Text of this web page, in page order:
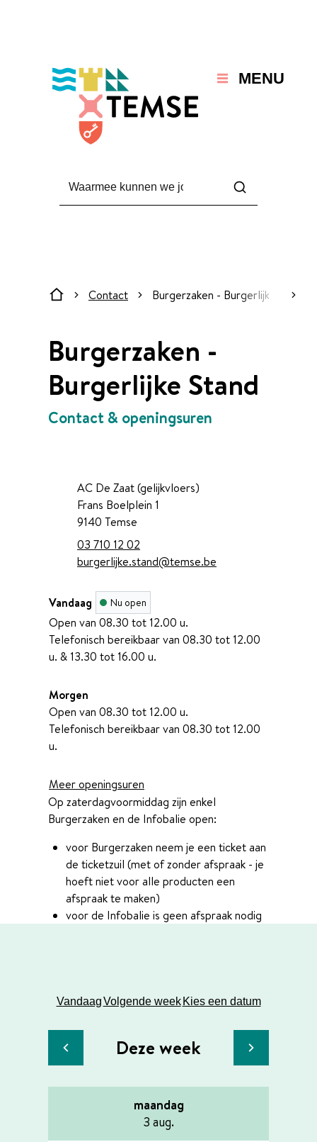
Temse
Zoeken
MENU
StartpaginaContact Burgerzaken - Burgerlijke Stand
Burgerzaken -
Burgerlijke Stand
Contact & openingsuren
AC De Zaat (gelijkvloers)
Frans Boelplein 1
,9140 Temse
03 710 12 02
E-mailburgerlijke.stand@temse.be
Vandaag Nu open
Open van 08.30 tot 12.00 u.
Telefonisch bereikbaar van 08.30 tot 12.00
u. & 13.30 tot 16.00 u.
Morgen
Open van 08.30 tot 12.00 u.
Telefonisch bereikbaar van 08.30 tot 12.00
u.
Meer openingsuren
Op zaterdagvoormiddag zijn enkel
Burgerzaken en de Infobalie open:
voor Burgerzaken neem je een ticket aan
de ticketzuil (met of zonder afspraak - je
hoeft niet voor alle producten een
afspraak te maken)
voor de Infobalie is geen afspraak nodig
Openingsuren
VandaagVolgende week Kies een datum
Deze week
Bekijk openingsuren van de week hiervoor
Bekijk
maandag
3 aug.